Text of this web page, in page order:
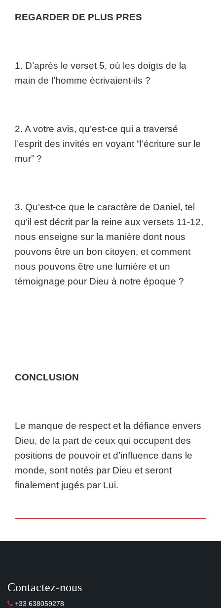
REGARDER DE PLUS PRES
1. D’après le verset 5, où les doigts de la
main de l’homme écrivaient-ils ?
2. A votre avis, qu’est-ce qui a traversé
l’esprit des invités en voyant “l’écriture sur le
mur” ?
3. Qu’est-ce que le caractère de Daniel, tel
qu’il est décrit par la reine aux versets 11-12,
nous enseigne sur la manière dont nous
pouvons être un bon citoyen, et comment
nous pouvons être une lumière et un
témoignage pour Dieu à notre époque ?
CONCLUSION
Le manque de respect et la défiance envers
Dieu, de la part de ceux qui occupent des
positions de pouvoir et d’influence dans le
monde, sont notés par Dieu et seront
finalement jugés par Lui.
Contactez-nous
+33 638059278